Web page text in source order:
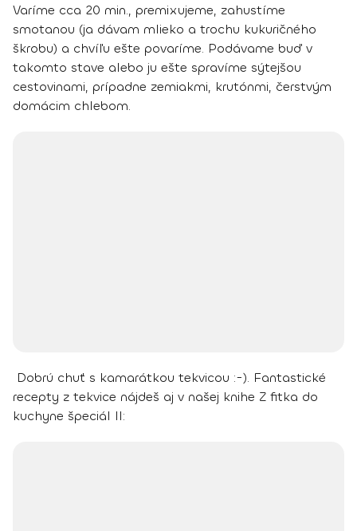
Varíme cca 20 min., premixujeme, zahustíme
smotanou (ja dávam mlieko a trochu kukuričného
škrobu) a chvíľu ešte povaríme. Podávame buď v
takomto stave alebo ju ešte spravíme sýtejšou
cestovinami, prípadne zemiakmi, krutónmi, čerstvým
domácim chlebom.
Dobrú chuť s kamarátkou tekvicou :-). Fantastické
recepty z tekvice nájdeš aj v našej knihe Z fitka do
kuchyne špeciál II: